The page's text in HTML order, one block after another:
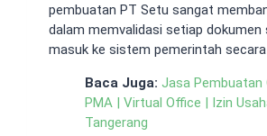
pembuatan PT Setu sangat
dalam memvalidasi setiap dokumen
masuk ke sistem pemerintah
Baca Juga: Jasa Pembuatan
PMA | Virtual Office | Izin
Tangerang